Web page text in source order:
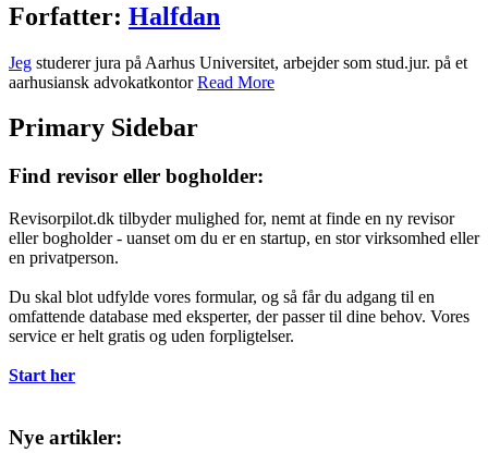
Forfatter: Halfdan
Jeg studerer jura på Aarhus Universitet, arbejder som stud.jur. på et
aarhusiansk advokatkontorRead More
Primary Sidebar
Find revisor eller bogholder:
Revisorpilot.dk tilbyder mulighed for, nemt at finde en ny revisor
eller bogholder - uanset om du er en startup, en stor virksomhed eller
en privatperson.
Du skal blot udfylde vores formular, og så får du adgang til en
omfattende database med eksperter, der passer til dine behov. Vores
service er helt gratis og uden forpligtelser.
Start her
Nye artikler: